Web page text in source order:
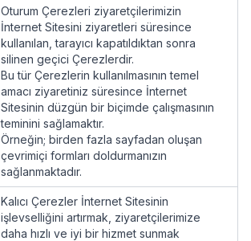
Oturum Çerezleri ziyaretçilerimizin
İnternet Sitesini ziyaretleri süresince
kullanılan, tarayıcı kapatıldıktan sonra
silinen geçici Çerezlerdir.
Bu tür Çerezlerin kullanılmasının temel
amacı ziyaretiniz süresince İnternet
Sitesinin düzgün bir biçimde çalışmasının
teminini sağlamaktır.
Örneğin; birden fazla sayfadan oluşan
çevrimiçi formları doldurmanızın
sağlanmaktadır.
Kalıcı Çerezler İnternet Sitesinin
işlevselliğini artırmak, ziyaretçilerimize
daha hızlı ve iyi bir hizmet sunmak